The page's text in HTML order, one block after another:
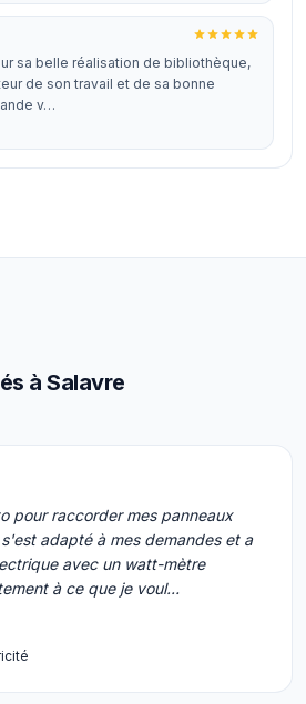
sa belle réalisation de bibliothèque,
de son travail et de sa bonne
v…
à Salavre
pour raccorder mes panneaux
adapté à mes demandes et a
avec un watt-mètre
à ce que je voul…